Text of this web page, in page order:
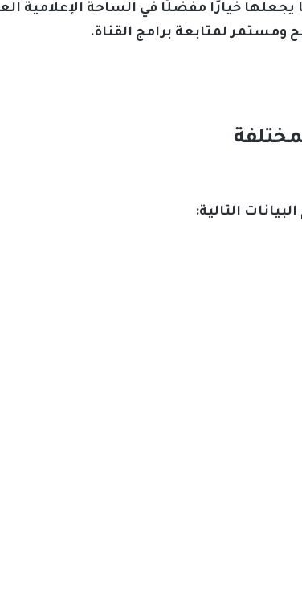
خيارًا مفضلًا في الساحة الإعلامية
ومستمر لمتابعة برامج القناة.
التالية: